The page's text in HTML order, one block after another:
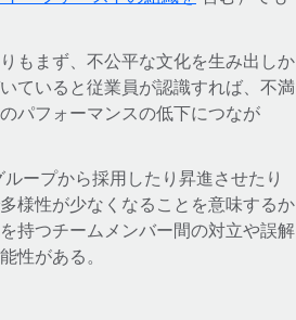
もまず、不公平な文化を生み出しか
ていると従業員が認識すれば、不満
パフォーマンスの低下につなが
ープから採用したり昇進させたり
様性が少なくなることを意味するか
持つチームメンバー間の対立や誤解
性がある。